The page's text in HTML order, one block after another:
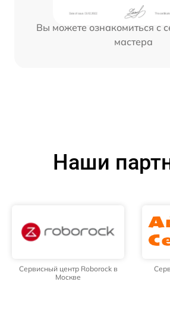
Вы можете ознакомиться с
мастера
Наши
Сервисный центр Roborock в
Москве